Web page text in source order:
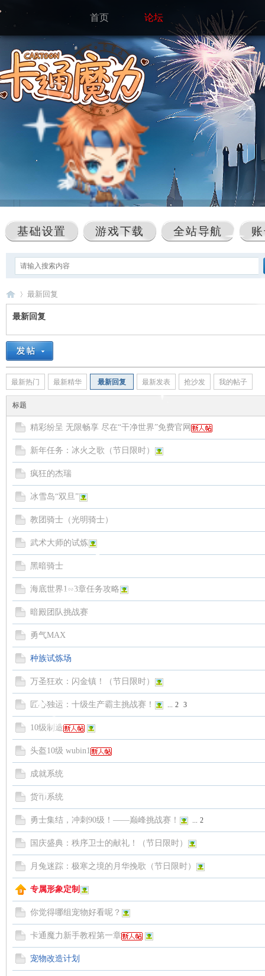
首页 论坛
基础设置 游戏下载 全站导航
卡
通
›
最新回复
最新回复
最新热门 最新精华 最新回复 最新发表 抢沙发 我的帖子
标题
精彩纷呈 无限畅享 尽在“干净世界”免费官网
新年任务：冰火之歌（节日限时）
疯狂的杰瑞
冰雪岛“双旦”
教团骑士（光明骑士）
武术大师的试炼
黑暗骑士
海底世界1∽3章任务攻略
暗殿团队挑战赛
勇气MAX
种族试炼场
万圣狂欢：闪金镇！（节日限时）
匠心独运：十级生产霸主挑战赛！ ... 2 3
10级制造
头盔10级 wubin1
成就系统
货币系统
勇士集结，冲刺90级！——巅峰挑战赛！ ... 2
国庆盛典：秩序卫士的献礼！（节日限时）
月兔迷踪：极寒之境的月华挽歌（节日限时）
专属形象定制
你觉得哪组宠物好看呢？
卡通魔力新手教程第一章
宠物改造计划